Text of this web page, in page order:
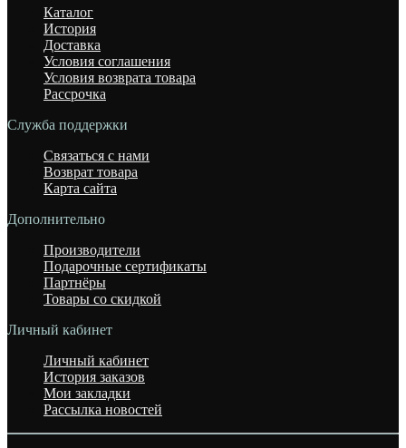
Каталог
История
Доставка
Условия соглашения
Условия возврата товара
Рассрочка
Служба поддержки
Связаться с нами
Возврат товара
Карта сайта
Дополнительно
Производители
Подарочные сертификаты
Партнёры
Товары со скидкой
Личный кабинет
Личный кабинет
История заказов
Мои закладки
Рассылка новостей